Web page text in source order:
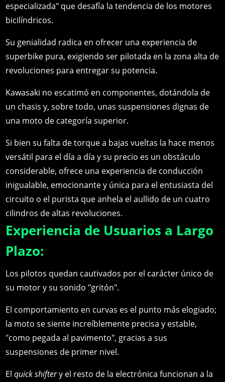
especializada" que desafía la tendencia de los motores
bicilíndricos.
Su genialidad radica en ofrecer una experiencia de
superbike pura, exigiendo ser pilotada en la zona alta de
revoluciones para entregar su potencia.
Kawasaki no escatimó en componentes, dotándola de
un chasis y, sobre todo, unas suspensiones dignas de
una moto de categoría superior.
Si bien su falta de torque a bajas vueltas la hace menos
versátil para el día a día y su precio es un obstáculo
considerable, ofrece una experiencia de conducción
inigualable, emocionante y única para el entusiasta del
circuito o el purista que anhela el aullido de un cuatro
cilindros de altas revoluciones.
Experiencia de Usuarios a Largo
Plazo:
Los pilotos quedan cautivados por el carácter único de
su motor y su sonido "gritón".
El comportamiento en curvas es el punto más elogiado;
la moto se siente increíblemente precisa y estable,
"como pegada al pavimento", gracias a sus
suspensiones de primer nivel.
Elquick shiftery el resto de la electrónica funcionan a la